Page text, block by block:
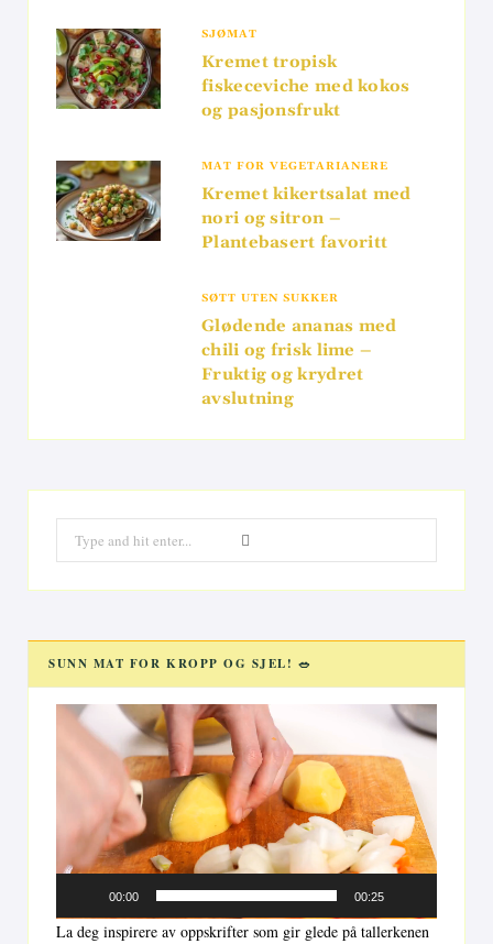
SJØMAT
Kremet tropisk
fiskeceviche med kokos
og pasjonsfrukt
MAT FOR VEGETARIANERE
Kremet kikertsalat med
nori og sitron –
Plantebasert favoritt
SØTT UTEN SUKKER
Glødende ananas med
chili og frisk lime –
Fruktig og krydret
avslutning
for:
SUNN MAT FOR KROPP OG SJEL! 🥗
Videoavspiller
00:00 00:25
La deg inspirere av oppskrifter som gir glede på tallerkenen